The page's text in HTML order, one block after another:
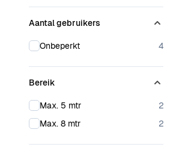
Aantal gebruikers
Onbeperkt 4
Bereik
Max. 5 mtr 2
Max. 8 mtr
2